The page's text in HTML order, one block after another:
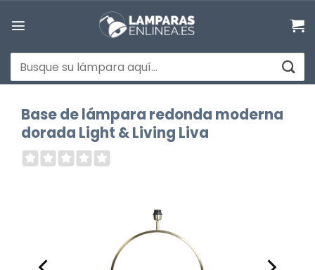
Buscar
por:
Base de lámpara redonda moderna
dorada Light & Living Liva